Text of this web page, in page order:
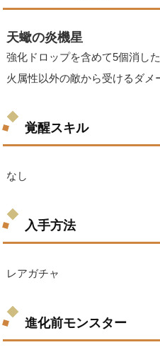
天蠍の炎機星
強化ドロップを含めて5個消し
火属性以外の敵から受けるダメ
覚醒スキル
なし
入手方法
レアガチャ
進化前モンスター